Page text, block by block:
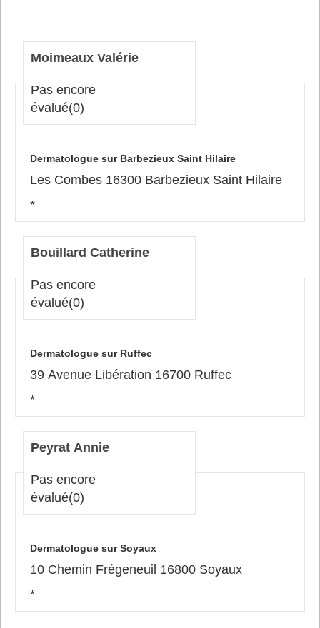
Moimeaux Valérie
Pas encore
évalué(0)
Dermatologue sur Barbezieux Saint Hilaire
Les Combes 16300 Barbezieux Saint Hilaire
*
Bouillard Catherine
Pas encore
évalué(0)
Dermatologue sur Ruffec
39 Avenue Libération 16700 Ruffec
*
Peyrat Annie
Pas encore
évalué(0)
Dermatologue sur Soyaux
10 Chemin Frégeneuil 16800 Soyaux
*